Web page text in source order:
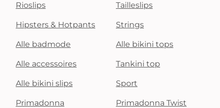
Rioslips Tailleslips
Hipsters & Hotpants Strings
Alle badmode Alle bikini tops
Alle accessoires Tankini top
Alle bikini slips Sport
Primadonna Primadonna Twist